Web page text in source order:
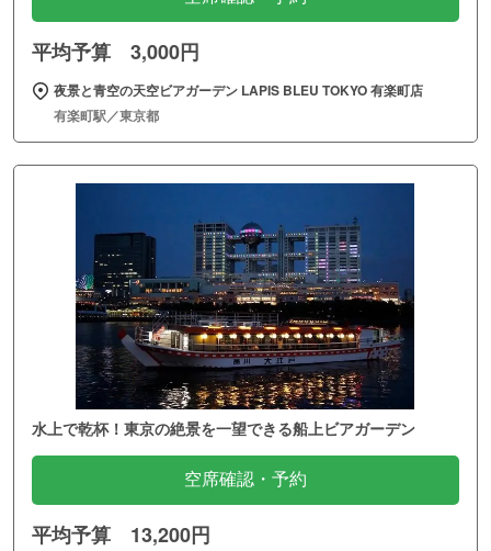
平均予算 3,000円
夜景と青空の天空ビアガーデン LAPIS BLEU TOKYO 有楽町店
有楽町駅／東京都
水上で乾杯！東京の絶景を一望できる船上ビアガーデン
空席確認・予約
平均予算 13,200円